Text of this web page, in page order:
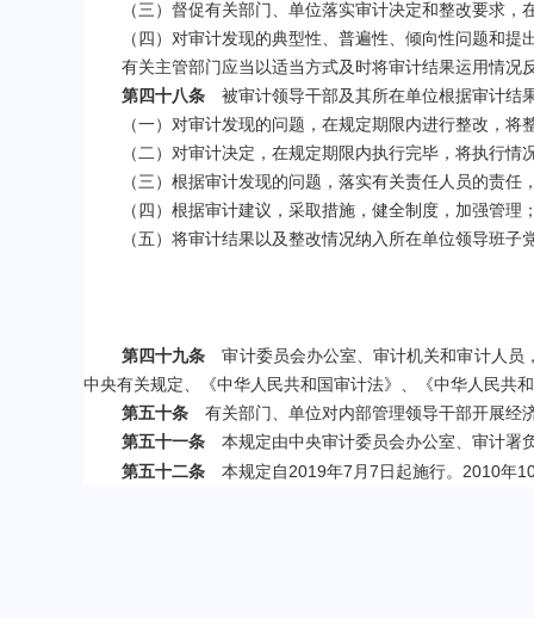
（三）督促有关部门、单位落实审计决定和整改要求
（四）对审计发现的典型性、普遍性、倾向性问题和
有关主管部门应当以适当方式及时将审计结果运用情况
第四十八条 被审计领导干部及其所在单位根据审计结
（一）对审计发现的问题，在规定期限内进行整改，
（二）对审计决定，在规定期限内执行完毕，将执行
（三）根据审计发现的问题，落实有关责任人员的责任
（四）根据审计建议，采取措施，健全制度，加强管理
（五）将审计结果以及整改情况纳入所在单位领导班
第四十九条 审计委员会办公室、审计机关和审计人员
中央有关规定、《中华人民共和国审计法》、《中华人民共
第五十条 有关部门、单位对内部管理领导干部开展经
第五十一条 本规定由中央审计委员会办公室、审计署
第五十二条 本规定自 2019年7 月 7 日起施行。 2010年